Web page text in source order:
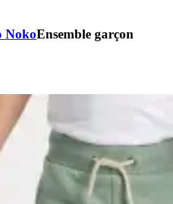
NokoEnsemble garçon